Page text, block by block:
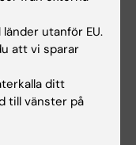
utanför EU.
att vi sparar
ditt
till vänster på